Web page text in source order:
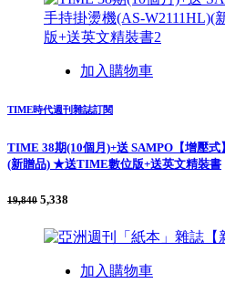
加入購物車
TIME時代週刊雜誌訂閱
TIME 38期(10個月)+送 SAMPO【增壓
(新贈品) ★送TIME數位版+送英文精裝書
19,840 5,338
加入購物車